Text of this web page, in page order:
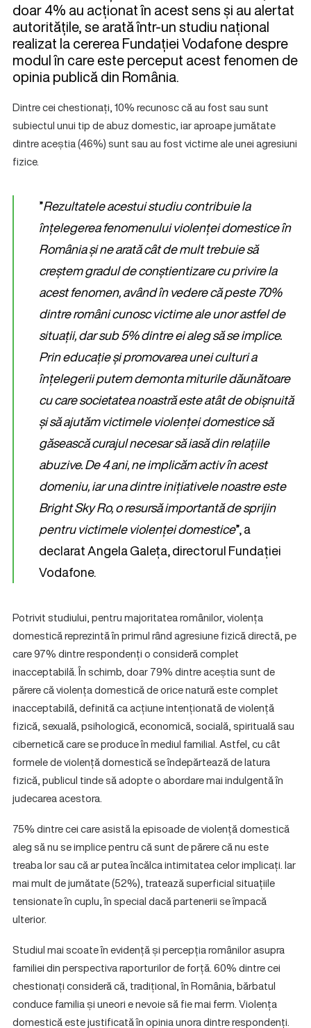
doar 4% au acționat în acest sens și au alertat
autoritățile, se arată într-un studiu național
realizat la cererea Fundației Vodafone despre
modul în care este perceput acest fenomen de
opinia publică din România.
Dintre cei chestionați, 10% recunosc că au fost sau sunt
subiectul unui tip de abuz domestic, iar aproape jumătate
dintre aceștia (46%) sunt sau au fost victime ale unei agresiuni
fizice.
”Rezultatele acestui studiu contribuie la
înțelegerea fenomenului violenței domestice în
România și ne arată cât de mult trebuie să
creștem gradul de conștientizare cu privire la
acest fenomen, având în vedere că peste 70%
dintre români cunosc victime ale unor astfel de
situații, dar sub 5% dintre ei aleg să se implice.
Prin educație și promovarea unei culturi a
înțelegerii putem demonta miturile dăunătoare
cu care societatea noastră este atât de obișnuită
și să ajutăm victimele violenței domestice să
găsească curajul necesar să iasă din relațiile
abuzive. De 4 ani, ne implicăm activ în acest
domeniu, iar una dintre inițiativele noastre este
Bright Sky Ro, o resursă importantă de sprijin
pentru victimele violenței domestice”, a
declarat Angela Galeța, directorul Fundației
Vodafone.
Potrivit studiului, pentru majoritatea românilor, violența
domestică reprezintă în primul rând agresiune fizică directă, pe
care 97% dintre respondenți o consideră complet
inacceptabilă. În schimb, doar 79% dintre aceștia sunt de
părere că violența domestică de orice natură este complet
inacceptabilă, definită ca acțiune intenționată de violență
fizică, sexuală, psihologică, economică, socială, spirituală sau
cibernetică care se produce în mediul familial. Astfel, cu cât
formele de violență domestică se îndepărtează de latura
fizică, publicul tinde să adopte o abordare mai indulgentă în
judecarea acestora.
75% dintre cei care asistă la episoade de violență domestică
aleg să nu se implice pentru că sunt de părere că nu este
treaba lor sau că ar putea încălca intimitatea celor implicați. Iar
mai mult de jumătate (52%), tratează superficial situațiile
tensionate în cuplu, în special dacă partenerii se împacă
ulterior.
Studiul mai scoate în evidență și percepția românilor asupra
familiei din perspectiva raporturilor de forță. 60% dintre cei
chestionați consideră că, tradițional, în România, bărbatul
conduce familia și uneori e nevoie să fie mai ferm. Violența
domestică este justificată în opinia unora dintre respondenți.